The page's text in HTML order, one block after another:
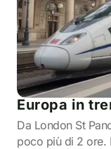
Europa in
Da London St
poco più di 2 ore.